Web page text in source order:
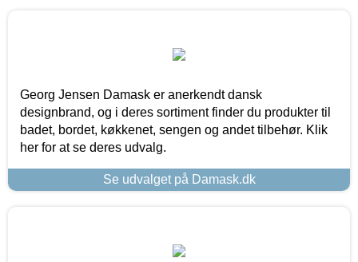
Georg Jensen Damask er anerkendt dansk
designbrand, og i deres sortiment finder du produkter til
badet, bordet, køkkenet, sengen og andet tilbehør. Klik
her for at se deres udvalg.
Se udvalget på Damask.dk